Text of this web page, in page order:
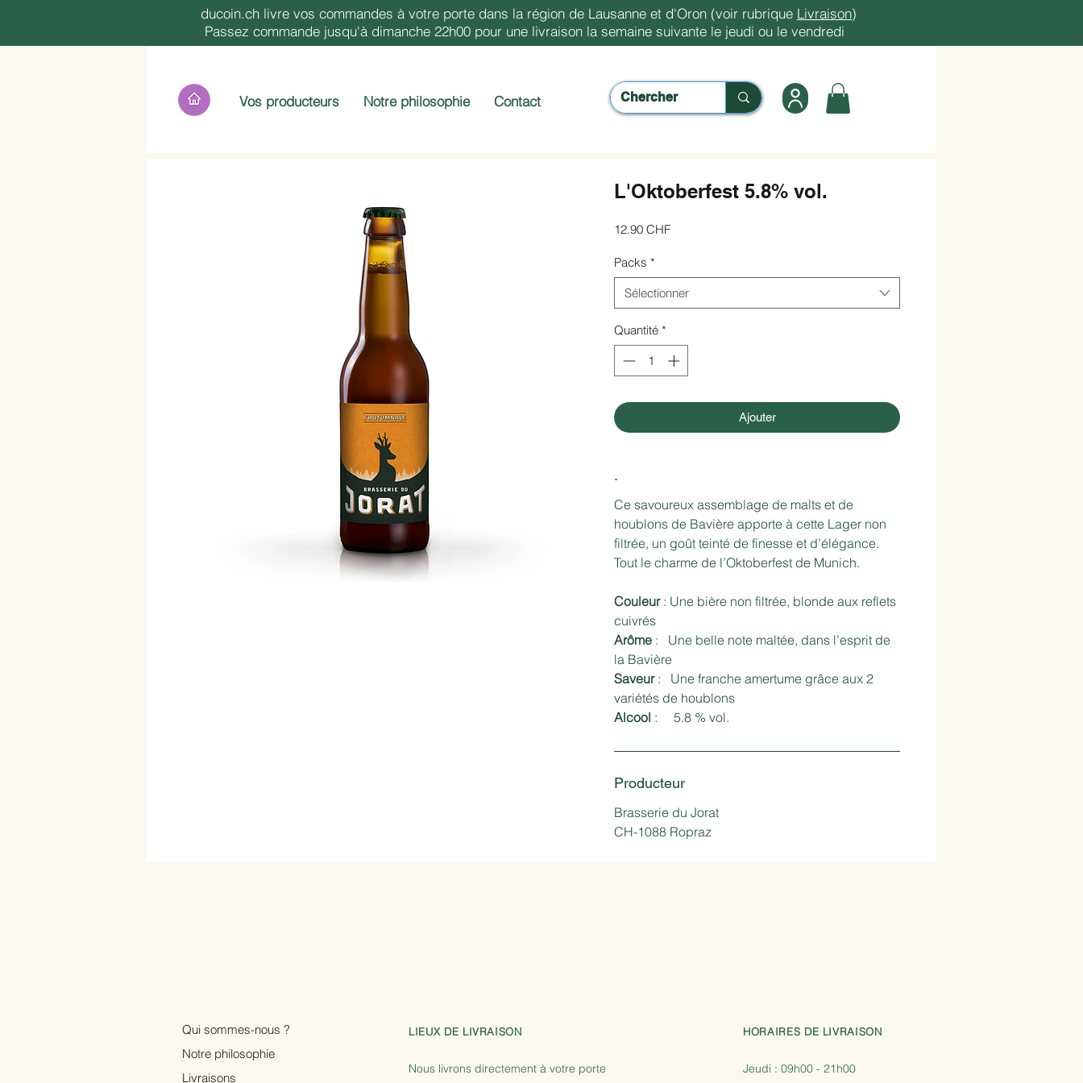
ducoin.ch livre vos commandes à votre porte dans la région de Lausanne et d'Oron (voir rubrique Livraison)
Passez commande jusqu'à dimanche 22h00 pour une livraison la semaine suivante le jeudi ou le vendredi
Vos producteurs Notre philosophie Contact
L'Oktoberfest 5.8% vol.
12.90 CHFPrix
Packs *
Sélectionner
Quantité *
Ajouter
.
Ce savoureux assemblage de malts et de
houblons de Bavière apporte à cette Lager non
filtrée, un goût teinté de finesse et d’élégance.
Tout le charme de l’Oktoberfest de Munich.
Couleur: Une bière non filtrée, blonde aux reflets
cuivrés
Arôme : Une belle note maltée, dans l’esprit de
la Bavière
Saveur: Une franche amertume grâce aux 2
variétés de houblons
Alcool : 5.8 % vol.
Producteur
Brasserie du Jorat
CH-1088 Ropraz
Qui sommes-nous ?
Notre philosophie
Livraisons
LIEUX DE LIVRAISON
Nous livrons directement à votre porte
HORAIRES DE LIVRAISON
Jeudi : 09h00 - 21h00